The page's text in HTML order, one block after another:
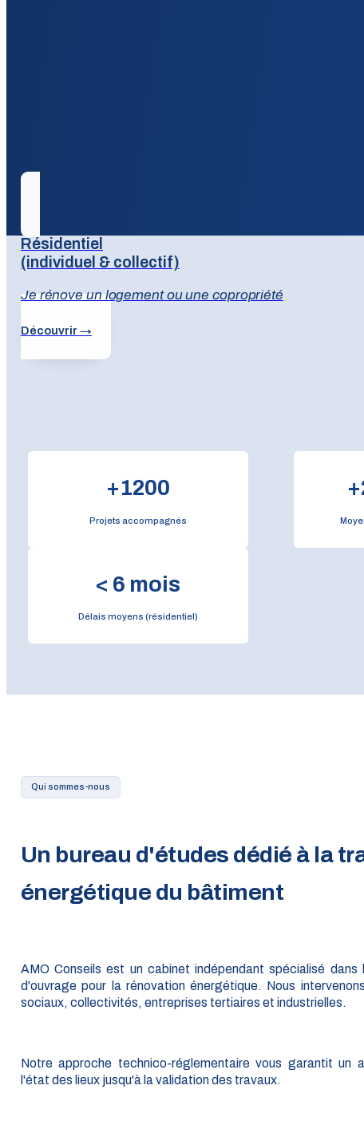
Un accompagnement adapté à
Résidentiel
(individuel & collectif)
Je rénove un logement ou une copropriété
Découvrir →
+1200
Projets accompagnés
+
<6mois
Délais moyens (résidentiel)
Qui sommes-nous
Un bureau d'études dédié à la
énergétique du bâtiment
AMO Conseils est un cabinet indépendant spécialisé
d'ouvrage pour la rénovation énergétique. Nous
sociaux, collectivités, entreprises tertiaires et industrielles.
Notre approche technico-réglementaire vous garantit un
l'état des lieux jusqu'à la validation des travaux.